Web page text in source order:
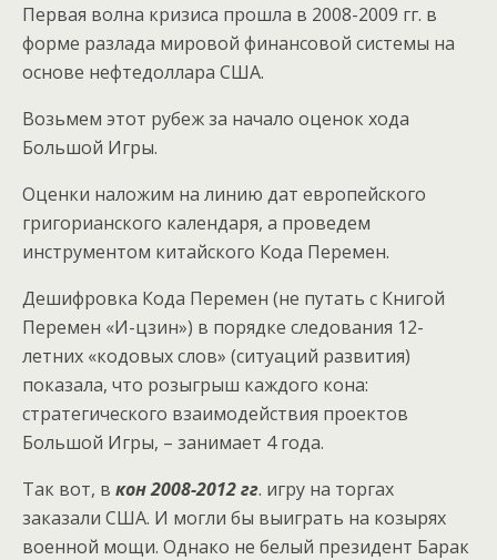
Первая волна кризиса прошла в 2008-2009 гг. в
форме разлада мировой финансовой системы на
основе нефтедоллара США.
Возьмем этот рубеж за начало оценок хода
Большой Игры.
Оценки наложим на линию дат европейского
григорианского календаря, а проведем
инструментом китайского Кода Перемен.
Дешифровка Кода Перемен (не путать с Книгой
Перемен «И-цзин») в порядке следования 12-
летних «кодовых слов» (ситуаций развития)
показала, что розыгрыш каждого кона:
стратегического взаимодействия проектов
Большой Игры, – занимает 4 года.
Так вот, в кон 2008-2012 гг. игру на торгах
заказали США. И могли бы выиграть на козырях
военной мощи. Однако не белый президент Барак